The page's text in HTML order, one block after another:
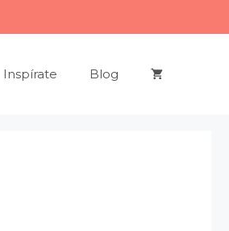
Inspírate Blog